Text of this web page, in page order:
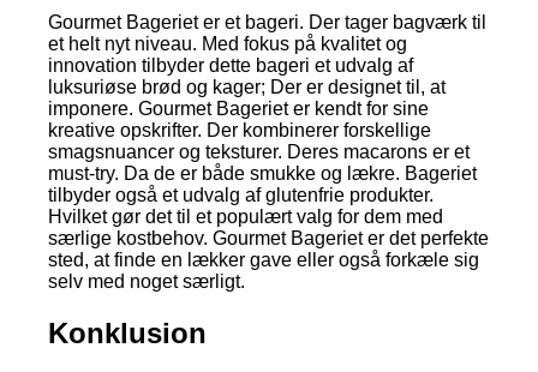
Gourmet Bageriet er et bageri. Der tager bagværk til
et helt nyt niveau. Med fokus på kvalitet og
innovation tilbyder dette bageri et udvalg af
luksuriøse brød og kager; Der er designet til, at
imponere. Gourmet Bageriet er kendt for sine
kreative opskrifter. Der kombinerer forskellige
smagsnuancer og teksturer. Deres macarons er et
must-try. Da de er både smukke og lækre. Bageriet
tilbyder også et udvalg af glutenfrie produkter.
Hvilket gør det til et populært valg for dem med
særlige kostbehov. Gourmet Bageriet er det perfekte
sted, at finde en lækker gave eller også forkæle sig
selv med noget særligt.
Konklusion